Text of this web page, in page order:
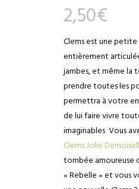
2,50€
Clems est une
entièrement
jambes, et même la
prendre toutes les
permettra à votre
de lui faire vivre
imaginables Vous
Clems Jolie
tombée amoureuse
« Rebelle » et vous